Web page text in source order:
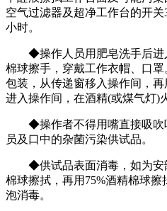
空气过滤器及超净工作台的开
小时。
◆操作人员用肥皂洗手后进
棉球擦手，穿戴工作衣帽、口
包装，从传递窗移入操作间，
进入操作间，在酒精(或煤气灯)
◆操作者不得用嘴直接吸吹
员及口中的杂菌污染供试品。
◆供试品表面消毒，如为安
棉球擦拭，再用75%酒精棉球
泡消毒。